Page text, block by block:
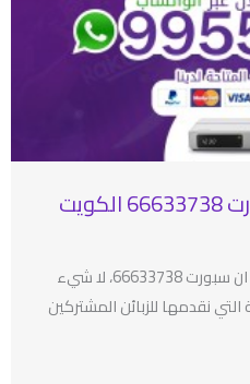
لأننا الأفضل في خدمة عملاء بي ان سبورت 66633738، لا شيء
نقدمها للزبائن المشتركين